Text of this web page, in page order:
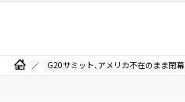
G20サミット、アメリカ不在のまま閉幕